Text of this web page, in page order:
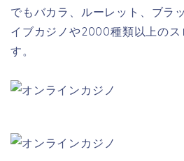
でもバカラ、ルーレット、ブラ
イブカジノや2000種類以上のス
す。